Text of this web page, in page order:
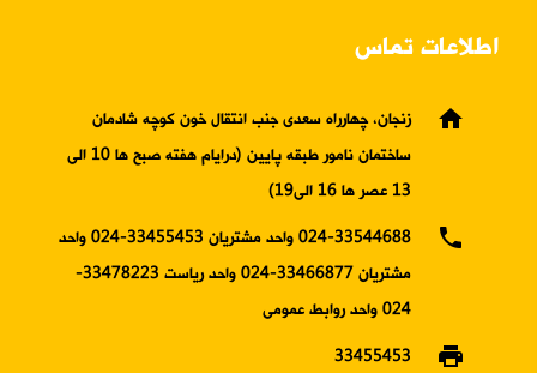
اطلاعات تماس
home
زنجان، چهارراه سعدی جنب انتقال خون کوچه شادمان
ساختمان نامور طبقه پایین (درایام هفته صبح ها 10 الی
13 عصر ها 16 الی19)
phone
024-33544688 واحد مشتریان 33455453-024 واحد
مشتریان 33466877-024 واحد ریاست 33478223-
024 واحد روابط عمومی
print
33455453